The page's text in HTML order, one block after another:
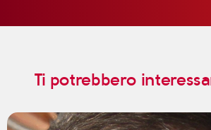
Ti potrebbero